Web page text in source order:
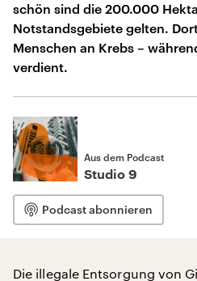
schön sind die 200.000
Notstandsgebiete gelten.
Menschen an Krebs –
verdient.
Aus dem Podcast
Studio 9
Podcast abonnieren
Die illegale Entsorgung von